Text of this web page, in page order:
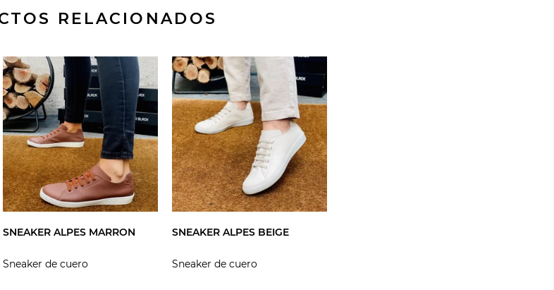
RELACIONADOS
SNEAKER ALPES MARRON
Sneaker de cuero
SNEAKER ALPES BEIGE
Sneaker de cuero